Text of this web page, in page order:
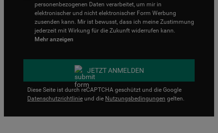
personenbezogenen Daten verarbeitet, um mir in
elektronischer und nicht elektronischer Form Werbung
zusenden kann. Mir ist bewusst, dass ich meine Zustimmung
jederzeit mit Wirkung für die Zukunft widerrufen kann.
Mehr anzeigen
JETZT ANMELDEN
Diese Seite ist durch reCAPTCHA geschützt und die Google
Datenschutzrichtlinie und die Nutzungsbedingungen gelten.